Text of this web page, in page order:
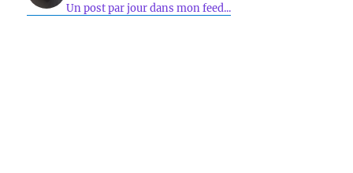
Un post par jour dans mon feed...